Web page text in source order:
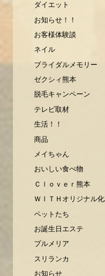
ダイエット
お知らせ！！
お客様体験談
ネイル
ブライダルメモリー
ゼクシィ熊本
脱毛キャンペーン
テレビ取材
生活！！
商品
メイちゃん
おいしい食べ物
Ｃｌｏｖｅｒ熊本
ＷＩＴＨオリジナル
ペットたち
お誕生日エステ
プルメリア
スリランカ
お知らせ